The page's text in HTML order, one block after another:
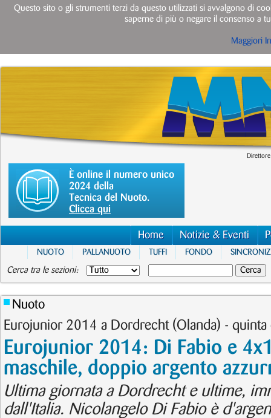
È online il numero unico
2024 della
Tecnica del Nuoto.
Clicca qui
Home Notizie & Eventi
NUOTO PALLANUOTO TUFFI FONDO
Cerca tra le sezioni:
Nuoto
Eurojunior 2014 a Dordrecht (Olanda) - quinta
Eurojunior 2014: Di Fabio e
maschile, doppio argento
Ultima giornata a Dordrecht e ultime,
dall'Italia. Nicolangelo Di Fabio è
Questo sito o gli strumenti terzi da questo utilizzati si avvalgono di
saperne di più o negare il consenso a
Maggiori